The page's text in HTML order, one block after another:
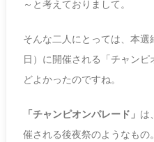
～と考えておりまして。
そんな二人にとっては、本
日）に開催される「チャン
どよかったのですね。
「チャンピオンパレード」 は
催される後夜祭のようなもの